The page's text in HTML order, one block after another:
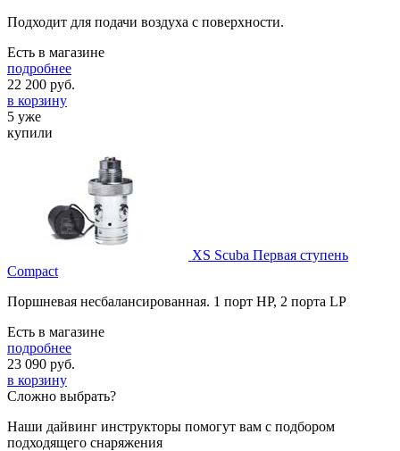
Подходит для подачи воздуха с поверхности.
Есть в магазине
подробнее
22 200 руб.
в корзину
5 уже
купили
XS Scuba Первая ступень
Compact
Поршневая несбалансированная. 1 порт HP, 2 порта LP
Есть в магазине
подробнее
23 090 руб.
в корзину
Сложно выбрать?
Наши дайвинг инструкторы помогут вам с подбором
подходящего снаряжения